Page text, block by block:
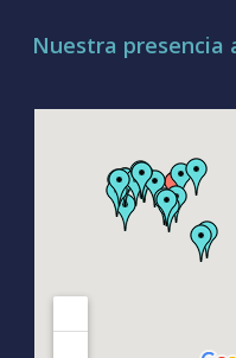
Nuestra presencia